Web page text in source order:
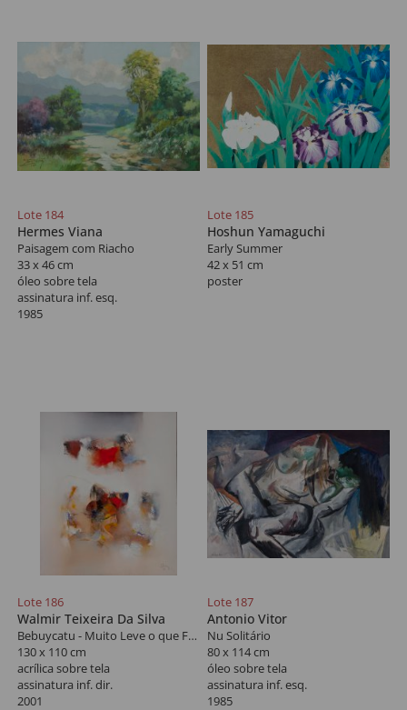
Lote 184
Hermes Viana
Paisagem com Riacho
33 x 46 cm
óleo sobre tela
assinatura inf. esq.
1985
Lote 185
Hoshun Yamaguchi
Early Summer
42 x 51 cm
poster
Lote 186
Walmir Teixeira Da Silva
Bebuycatu - Muito Leve o que Flutua
130 x 110 cm
acrílica sobre tela
assinatura inf. dir.
2001
Lote 187
Antonio Vitor
Nu Solitário
80 x 114 cm
óleo sobre tela
assinatura inf. esq.
1985